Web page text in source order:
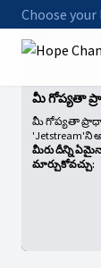
Choose your
Home
మీ గోప్యతా
మీ గోప్యతా
'Jetstream'ని
మీరు దీన్ని
మార్చుకోవచ్చు: